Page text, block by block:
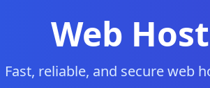
Web
Fast, reliable, and secure web